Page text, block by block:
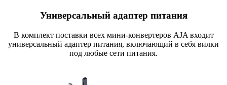
Универсальный адаптер питания
В комплект поставки всех мини-конвертеров AJA входит
универсальный адаптер питания, включающий в себя вилки
под любые сети питания.